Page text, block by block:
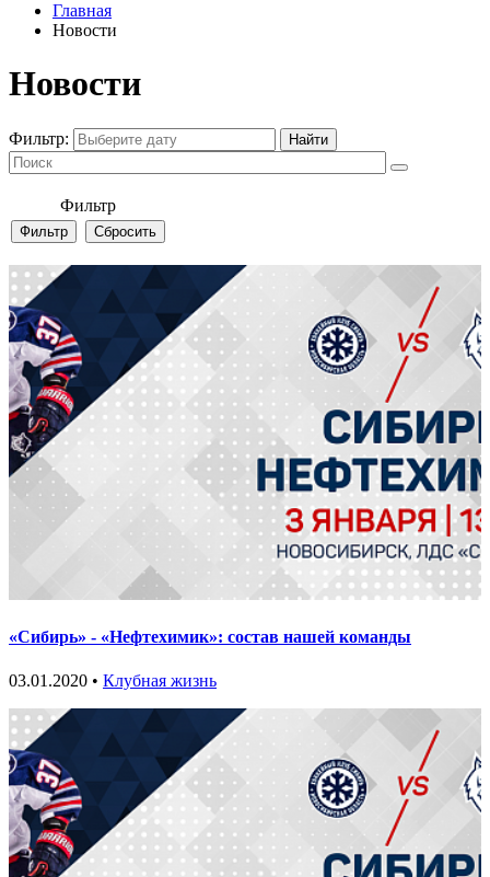
Главная
Новости
Новости
Фильтр:
Фильтр
«Сибирь» - «Нефтехимик»: состав нашей команды
03.01.2020 • Клубная жизнь